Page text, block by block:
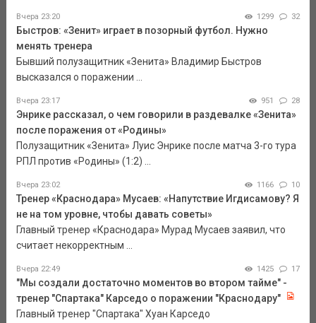
Вчера 23:20 1299 32
Быстров: «Зенит» играет в позорный футбол. Нужно
менять тренера
Бывший полузащитник «Зенита» Владимир Быстров
высказался о поражении ...
Вчера 23:17 951 28
Энрике рассказал, о чем говорили в раздевалке «Зенита»
после поражения от «Родины»
Полузащитник «Зенита» Луис Энрике после матча 3-го тура
РПЛ против «Родины» (1:2) ...
Вчера 23:02 1166 10
Тренер «Краснодара» Мусаев: «Напутствие Игдисамову? Я
не на том уровне, чтобы давать советы»
Главный тренер «Краснодара» Мурад Мусаев заявил, что
считает некорректным ...
Вчера 22:49 1425 17
"Мы создали достаточно моментов во втором тайме" -
тренер "Спартака" Карседо о поражении "Краснодару"
Главный тренер "Спартака" Хуан Карседо